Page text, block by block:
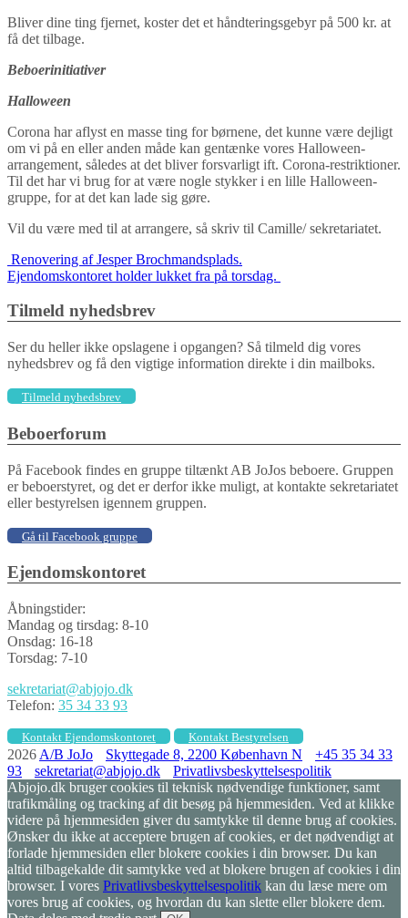
Bliver dine ting fjernet, koster det et håndteringsgebyr på 500 kr. at
få det tilbage.
Beboerinitiativer
Halloween
Corona har aflyst en masse ting for børnene, det kunne være dejligt
om vi på en eller anden måde kan gentænke vores Halloween-
arrangement, således at det bliver forsvarligt ift. Corona-restriktioner.
Til det har vi brug for at være nogle stykker i en lille Halloween-
gruppe, for at det kan lade sig gøre.
Vil du være med til at arrangere, så skriv til Camille/ sekretariatet.
Indlægs
navigation
Renovering af Jesper Brochmandsplads.
Ejendomskontoret holder lukket fra på torsdag.
Tilmeld nyhedsbrev
Ser du heller ikke opslagene i opgangen? Så tilmeld dig vores
nyhedsbrev og få den vigtige information direkte i din mailboks.
Tilmeld nyhedsbrev
Beboerforum
På Facebook findes en gruppe tiltænkt AB JoJos beboere. Gruppen
er beboerstyret, og det er derfor ikke muligt, at kontakte sekretariatet
eller bestyrelsen igennem gruppen.
Gå til Facebook gruppe
Ejendomskontoret
Åbningstider:
Mandag og tirsdag: 8-10
Onsdag: 16-18
Torsdag: 7-10
sekretariat@abjojo.dk
Telefon: 35 34 33 93
Kontakt Ejendomskontoret Kontakt Bestyrelsen
2026 A/B JoJo Skyttegade 8, 2200 København N
+45 35 34 33
93
sekretariat@abjojo.dk
Privatlivsbeskyttelsespolitik
Abjojo.dk bruger cookies til teknisk nødvendige funktioner, samt
trafikmåling og tracking af dit besøg på hjemmesiden. Ved at klikke
videre på hjemmesiden giver du samtykke til denne brug af cookies.
Ønsker du ikke at acceptere brugen af cookies, er det nødvendigt at
forlade hjemmesiden eller blokere cookies i din browser. Du kan
altid tilbagekalde dit samtykke ved at blokere brugen af cookies i din
browser. I vores Privatlivsbeskyttelsespolitik kan du læse mere om
vores brug af cookies, og hvordan du kan slette eller blokere dem.